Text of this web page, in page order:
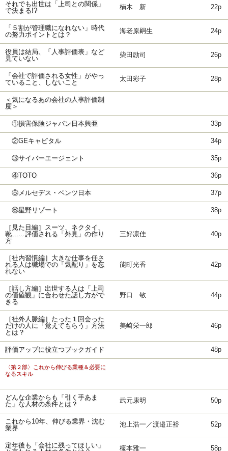
それでも出世は「上司との関係」
で決まる!?
楠木 新 22p
「５割が管理職になれない」時代
の努力ポイントとは？
海老原嗣生 24p
役員は結局、「人事評価表」など
見ていない
柴田励司 26p
「会社で評価される女性」がやっ
ていること、しないこと
太田彩子 28p
＜気になるあの会社の人事評価制
度＞
①損害保険ジャパン日本興亜 33p
②GEキャピタル 34p
③サイバーエージェント 35p
④TOTO 36p
⑤メルセデス・ベンツ日本 37p
⑥星野リゾート 38p
［見た目編］スーツ、ネクタイ、
靴……評価される「外見」の作り
方
三好凛佳 40p
［社内習慣編］大きな仕事を任さ
れる人は職場での「気配り」を忘
れない
能町光香 42p
［話し方編］出世する人は「上司
の価値観」に合わせた話し方がで
きる
野口 敏 44p
［社外人脈編］たった１回会った
だけの人に「覚えてもらう」方法
とは？
美崎栄一郎 46p
評価アップに役立つブックガイド 48p
〈第２部〉これから伸びる業種＆必要に
なるスキル
どんな企業からも「引く手あま
た」な人材の条件とは？
武元康明 50p
これから10年、伸びる業界・沈む
業界
池上浩一／渡邉正裕 52p
定年後も「会社に残ってほしい」
榎本雅一 58p